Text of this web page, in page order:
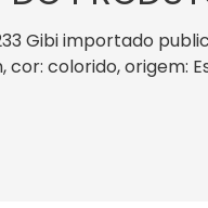
Gibi importado
cor: colorido, origem: